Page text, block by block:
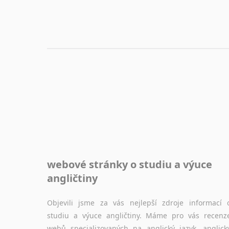
webové stránky o studiu a výuce
angličtiny
Objevili jsme za vás nejlepší zdroje informací
studiu a výuce angličtiny. Máme pro vás